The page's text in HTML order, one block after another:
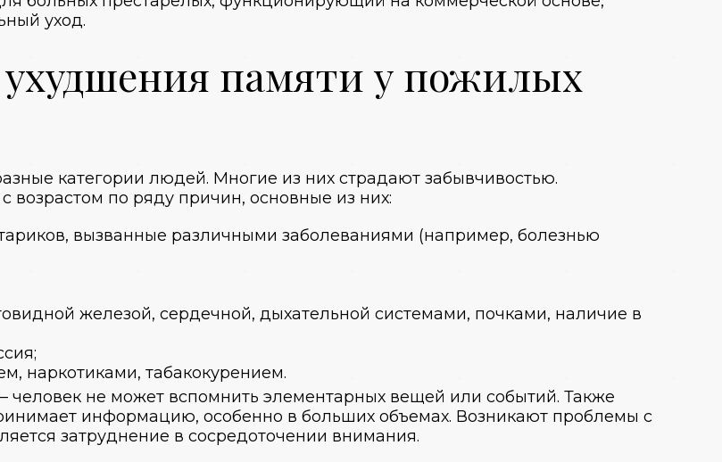
уход.
памяти у пожилых
категории людей. Многие из них страдают забывчивостью.
возрастом по ряду причин, основные из них:
вызванные различными заболеваниями (например, болезнью
железой, сердечной, дыхательной системами, почками, наличие в
наркотиками, табакокурением.
человек не может вспомнить элементарных вещей или событий. Также
информацию, особенно в больших объемах. Возникают проблемы с
затруднение в сосредоточении внимания.